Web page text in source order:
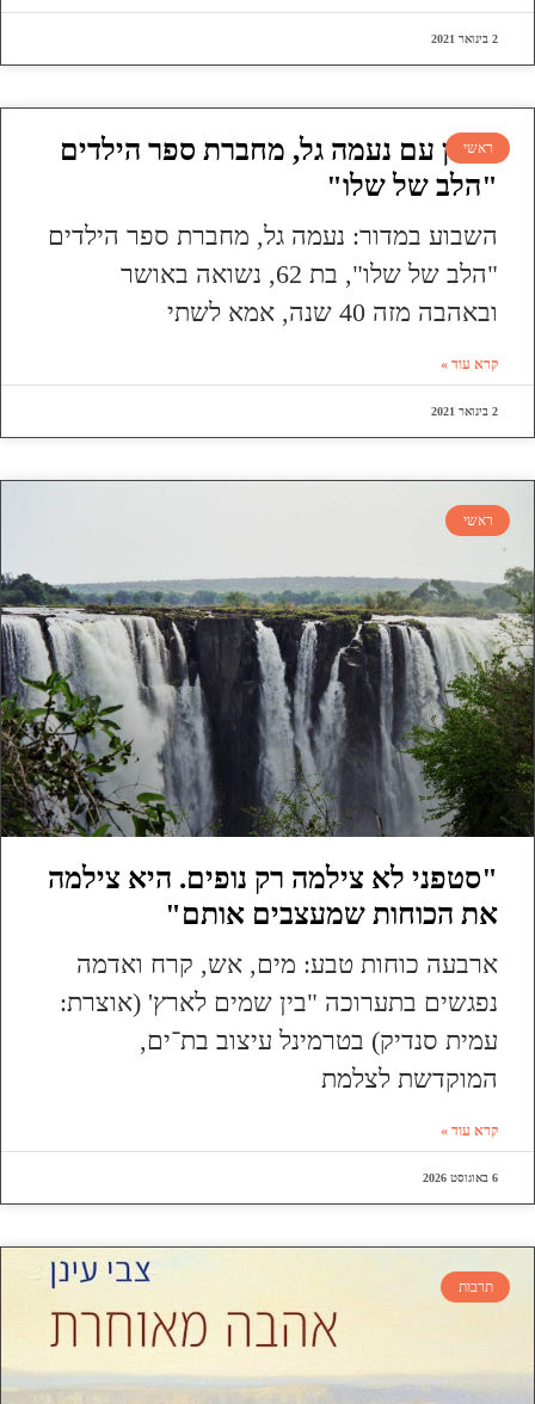
2 בינואר 2021
ראשי
ראיון עם נעמה גל, מחברת ספר הילדים
"הלב של שלו"
השבוע במדור: נעמה גל, מחברת ספר הילדים
"הלב של שלו", בת 62, נשואה באושר
ובאהבה מזה 40 שנה, אמא לשתי
קרא עוד »
2 בינואר 2021
ראשי
"סטפני לא צילמה רק נופים. היא צילמה
את הכוחות שמעצבים אותם"
ארבעה כוחות טבע: מים, אש, קרח ואדמה
נפגשים בתערוכה "בין שמים לארץ' (אוצרת:
עמית סנדיק) בטרמינל עיצוב בת־ים,
המוקדשת לצלמת
קרא עוד »
6 באוגוסט 2026
תרבות